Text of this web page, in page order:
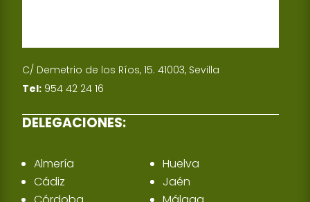
C/ Demetrio de los Ríos, 15. 41003, Sevilla
Tel: 954 42 24 16
DELEGACIONES:
Almería
Cádiz
Huelva
Jaén